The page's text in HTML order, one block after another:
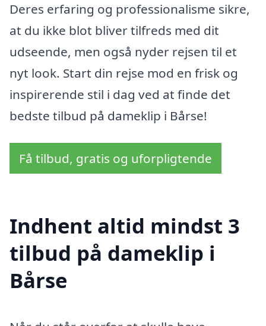
Deres erfaring og professionalisme sikre,
at du ikke blot bliver tilfreds med dit
udseende, men også nyder rejsen til et
nyt look. Start din rejse mod en frisk og
inspirerende stil i dag ved at finde det
bedste tilbud på dameklip i Bårse!
Få tilbud, gratis og uforpligtende
Indhent altid mindst 3
tilbud på dameklip i
Bårse